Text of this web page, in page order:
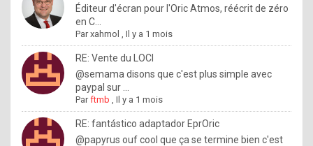
u
w
a
n
t
o
Éditeur d'écran pour l'Oric Atmos, réécrit de zéro
en C...
Parxahmol ,Il y a 1 mois
RE: Vente du LOCI
@semama disons que c'est plus simple avec
paypal sur ...
Parftmb ,Il y a 1 mois
RE: fantástico adaptador EprOric
@papyrus ouf cool que ça se termine bien c'est